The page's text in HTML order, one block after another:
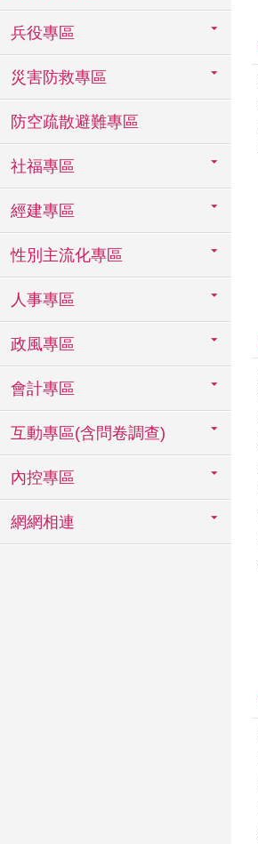
兵役專區
災害防救專區
防空疏散避難專區
社福專區
經建專區
性別主流化專區
人事專區
政風專區
會計專區
互動專區(含問卷調查)
內控專區
網網相連